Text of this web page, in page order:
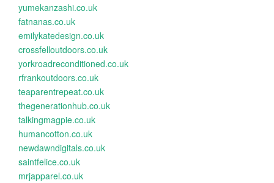
yumekanzashi.co.uk
fatnanas.co.uk
emilykatedesign.co.uk
crossfelloutdoors.co.uk
yorkroadreconditioned.co.uk
rfrankoutdoors.co.uk
teaparentrepeat.co.uk
thegenerationhub.co.uk
talkingmagpie.co.uk
humancotton.co.uk
newdawndigitals.co.uk
saintfelice.co.uk
mrjapparel.co.uk